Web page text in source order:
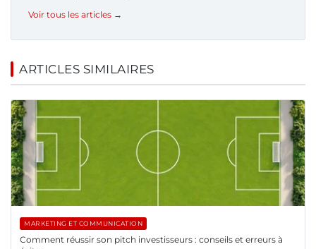
Voir tous les articles →
ARTICLES SIMILAIRES
MARKETING ET COMMUNICATION
Comment réussir son pitch investisseurs : conseils et erreurs à